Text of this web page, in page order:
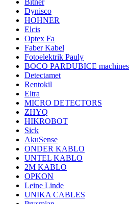
Bitner
Dynisco
HOHNER
Elcis
Optex Fa
Faber Kabel
Fotoelektrik Pauly
BOCO PARDUBICE machines
Detectamet
Rentokil
Eltra
MICRO DETECTORS
ZHYQ
HIKROBOT
Sick
AkuSense
ONDER KABLO
UNTEL KABLO
2M KABLO
OPKON
Leine Linde
UNIKA CABLES